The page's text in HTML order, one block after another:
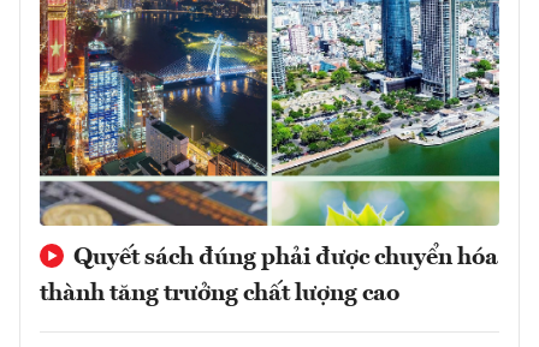
Quyết sách đúng phải được chuyển hóa
thành tăng trưởng chất lượng cao